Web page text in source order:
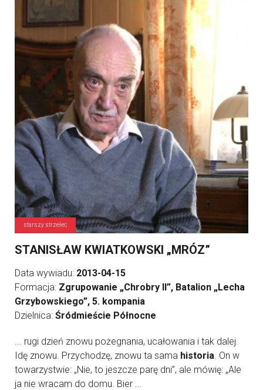
starszy strzelec
STANISŁAW KWIATKOWSKI „MRÓZ”
Data wywiadu: 2013-04-15
Formacja: Zgrupowanie „Chrobry II”, Batalion „Lecha
Grzybowskiego”, 5. kompania
Dzielnica: Śródmieście Północne
... rugi dzień znowu pożegnania, ucałowania i tak dalej.
Idę znowu. Przychodzę, znowu ta sama historia. On w
towarzystwie: „Nie, to jeszcze parę dni”, ale mówię: „Ale
ja nie wracam do domu. Bier ...